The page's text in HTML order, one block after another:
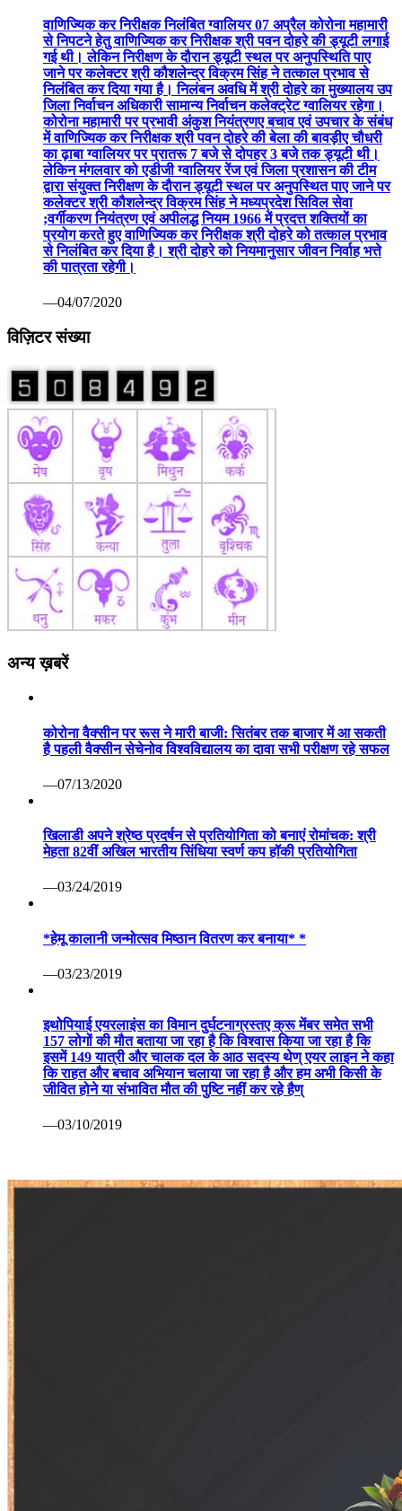
वाणिज्यिक कर निरीक्षक निलंबित ग्वालियर 07 अप्रैल कोरोना महामारी
से निपटने हेतु वाणिज्यिक कर निरीक्षक श्री पवन दोहरे की ड्यूटी लगाई
गई थी। लेकिन निरीक्षण के दौरान ड्यूटी स्थल पर अनुपस्थिति पाए
जाने पर कलेक्टर श्री कौशलेन्द्र विक्रम सिंह ने तत्काल प्रभाव से
निलंबित कर दिया गया है। निलंबन अवधि में श्री दोहरे का मुख्यालय उप
जिला निर्वाचन अधिकारी सामान्य निर्वाचन कलेक्ट्रेट ग्वालियर रहेगा।
कोरोना महामारी पर प्रभावी अंकुश नियंत्रणए बचाव एवं उपचार के संबंध
में वाणिज्यिक कर निरीक्षक श्री पवन दोहरे की बेला की बावड़ीए चौधरी
का ढ़ाबा ग्वालियर पर प्रातरू 7 बजे से दोपहर 3 बजे तक ड्यूटी थी।
लेकिन मंगलवार को एडीजी ग्वालियर रेंज एवं जिला प्रशासन की टीम
द्वारा संयुक्त निरीक्षण के दौरान ड्यूटी स्थल पर अनुपस्थित पाए जाने पर
कलेक्टर श्री कौशलेन्द्र विक्रम सिंह ने मध्यप्रदेश सिविल सेवा
;वर्गीकरण नियंत्रण एवं अपीलद्ध नियम 1966 में प्रदत्त शक्तियों का
प्रयोग करते हुए वाणिज्यिक कर निरीक्षक श्री दोहरे को तत्काल प्रभाव
से निलंबित कर दिया है। श्री दोहरे को नियमानुसार जीवन निर्वाह भत्ते
की पात्रता रहेगी।
—04/07/2020
विज़िटर संख्या
अन्य ख़बरें
कोरोना वैक्सीन पर रूस ने मारी बाजी: सितंबर तक बाजार में आ सकती
है पहली वैक्सीन सेचेनोव विश्वविद्यालय का दावा सभी परीक्षण रहे सफल
—07/13/2020
खिलाडी अपने श्रेष्ठ प्रदर्षन से प्रतियोगिता को बनाएं रोमांचक: श्री
मेहता 82वीं अखिल भारतीय सिंधिया स्वर्ण कप हॉकी प्रतियोगिता
—03/24/2019
*हेमू कालानी जन्मोत्सव मिष्ठान वितरण कर बनाया* *
—03/23/2019
इथोपियाई एयरलाइंस का विमान दुर्घटनाग्रस्तए क्रू मेंबर समेत सभी
157 लोगों की मौत बताया जा रहा है कि विश्वास किया जा रहा है कि
इसमें 149 यात्री और चालक दल के आठ सदस्य थेण् एयर लाइन ने कहा
कि राहत और बचाव अभियान चलाया जा रहा है और हम अभी किसी के
जीवित होने या संभावित मौत की पुष्टि नहीं कर रहे हैण्
—03/10/2019